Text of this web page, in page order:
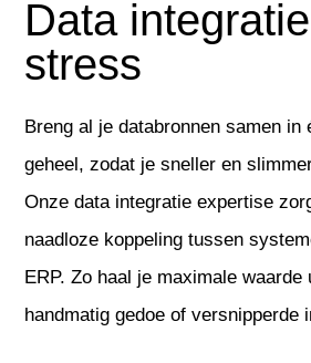
Data
stress
Breng al je databronnen samen in
geheel, zodat je sneller en
Onze data integratie expertise
naadloze koppeling tussen
ERP. Zo haal je maximale
handmatig gedoe of versnipperde